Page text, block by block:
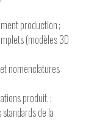
production ;
(modèles 3D
nomenclatures
produit. ;
de la